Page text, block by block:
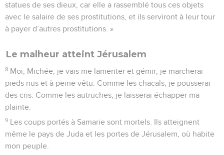
statues de ses dieux, car elle a rassemblé tous ces objets
avec le salaire de ses prostitutions, et ils serviront à leur tour
à payer d’autres prostitutions. »
Le malheur atteint Jérusalem
8 Moi, Michée, je vais me lamenter et gémir, je marcherai
pieds nus et à peine vêtu. Comme les chacals, je pousserai
des cris. Comme les autruches, je laisserai échapper ma
plainte.
9 Les coups portés à Samarie sont mortels. Ils atteignent
même le pays de Juda et les portes de Jérusalem, où habite
mon peuple.